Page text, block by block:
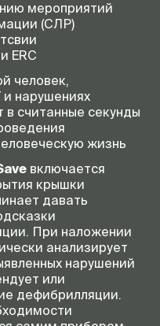
мероприятий
(СЛР)
ERC
человек,
нарушениях
считанные секунды
жизнь
включается
крышки
давать
При наложении
анализирует
нарушений
или
дефибрилляции.